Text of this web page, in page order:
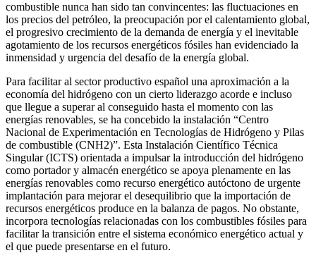
combustible nunca han sido tan convincentes: las fluctuaciones en
los precios del petróleo, la preocupación por el calentamiento global,
el progresivo crecimiento de la demanda de energía y el inevitable
agotamiento de los recursos energéticos fósiles han evidenciado la
inmensidad y urgencia del desafío de la energía global.
Para facilitar al sector productivo español una aproximación a la
economía del hidrógeno con un cierto liderazgo acorde e incluso
que llegue a superar al conseguido hasta el momento con las
energías renovables, se ha concebido la instalación “Centro
Nacional de Experimentación en Tecnologías de Hidrógeno y Pilas
de combustible (CNH2)”. Esta Instalación Científico Técnica
Singular (ICTS) orientada a impulsar la introducción del hidrógeno
como portador y almacén energético se apoya plenamente en las
energías renovables como recurso energético autóctono de urgente
implantación para mejorar el desequilibrio que la importación de
recursos energéticos produce en la balanza de pagos. No obstante,
incorpora tecnologías relacionadas con los combustibles fósiles para
facilitar la transición entre el sistema económico energético actual y
el que puede presentarse en el futuro.